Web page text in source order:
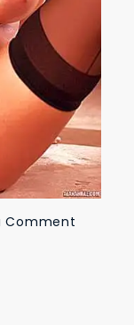
Comment